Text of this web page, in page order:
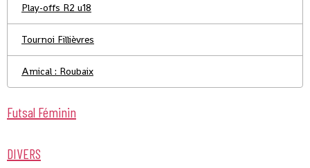
Play-offs R2 u18
Tournoi Fillièvres
Amical : Roubaix
Futsal Féminin
DIVERS